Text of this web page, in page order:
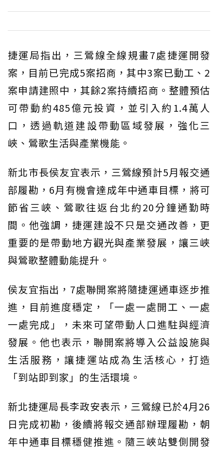
捷運局指出，三鶯線全線規畫7處捷運開發
案，目前已完成5案招商，其中3案已動工、2
案申請建照中，其餘2案持續招商。整體預估
可帶動約485億元投資，並引入約1.4萬人
口，透過軌道建設帶動區域發展，強化三
峽、鶯歌生活與產業機能。
新北市長侯友宜表示，三鶯線預計5月報交通
部履勘，6月有機會達成年中通車目標，將可
節省三峽、鶯歌往返台北約20分鐘通勤時
間。他強調，捷運建設不只是交通改善，更
重要的是帶動地方觀光與產業發展，讓三峽
與鶯歌整體動能提升。
侯友宜指出，7處聯開案將隨捷運通車逐步推
進，目前進度穩定，「一處一處開工、一處
一處完成」，未來可望帶動人口進駐與經濟
發展。他也表示，聯開案將導入公益設施與
生活服務，讓捷運站成為生活核心，打造
「到站即到家」的生活環境。
新北捷運局長李政安表示，三鶯線已於4月26
日完成初勘，後續將報交通部辦理履勘，朝
年中通車目標穩健推進。隨三峽站雙側開發